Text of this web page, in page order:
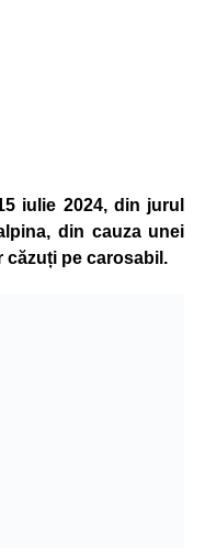
iulie 2024, din jurul
din cauza unei
pe carosabil.